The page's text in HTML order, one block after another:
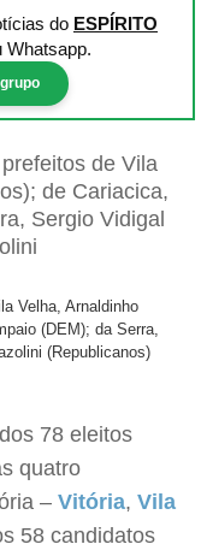
do ESPÍRITO
Whatsapp.
Velha, Arnaldinho
(DEM); da Serra,
(Republicanos)
78 eleitos
quatro
– Vitória, Vila
58 candidatos